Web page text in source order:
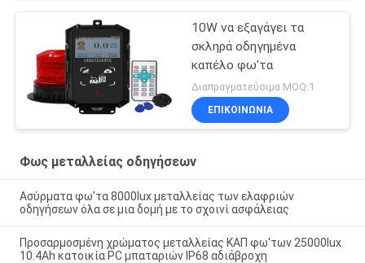
10W να εξαγάγει τα
σκληρά οδηγημένα
καπέλο φω'τα
Διαπραγματεύσιμα MOQ:1
ΕΠΙΚΟΙΝΩΝΙΑ
Φως μεταλλείας οδηγήσεων
Ασύρματα φω'τα 8000lux μεταλλείας των ελαφριών
οδηγήσεων όλα σε μια δομή με το σχοινί ασφάλειας
Προσαρμοσμένη χρώματος μεταλλείας ΚΑΠ φω'των 25000lux
10.4Ah κατοικία PC μπαταριών IP68 αδιάβροχη